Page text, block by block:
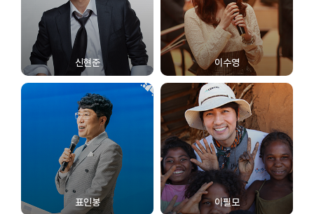
신현준 이수영
표인봉 이필모